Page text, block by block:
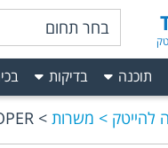
בחר תחום
תוכנה בדיקות
משרות